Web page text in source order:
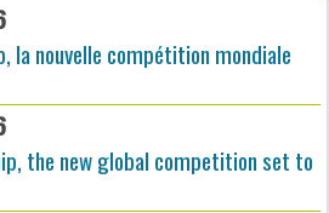
la nouvelle compétition mondiale
the new global competition set to